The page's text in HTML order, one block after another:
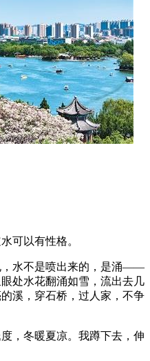
以有性格。
水不是喷出来的，是涌——
处水花翻涌如雪，流出去几
溪，穿石桥，过人家，不争
冬暖夏凉。我蹲下去，伸